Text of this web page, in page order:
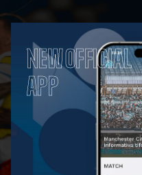
NEW OFFICIAL
APP